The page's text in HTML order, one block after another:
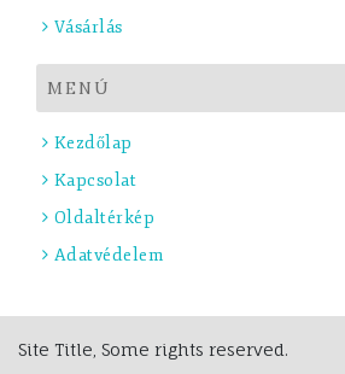
Vásárlás
MENÚ
Kezdőlap
Kapcsolat
Oldaltérkép
Adatvédelem
Site Title, Some rights reserved.